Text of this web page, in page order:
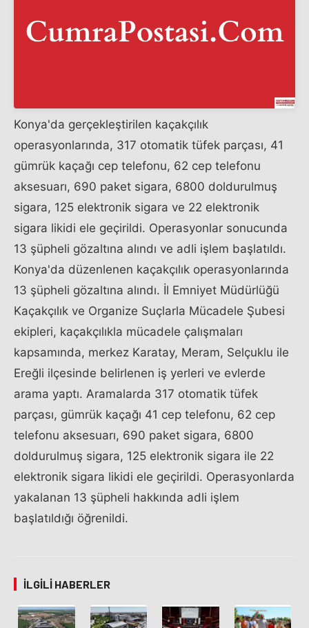
Konya'da gerçekleştirilen kaçakçılık
operasyonlarında, 317 otomatik tüfek parçası, 41
gümrük kaçağı cep telefonu, 62 cep telefonu
aksesuarı, 690 paket sigara, 6800 doldurulmuş
sigara, 125 elektronik sigara ve 22 elektronik
sigara likidi ele geçirildi. Operasyonlar sonucunda
13 şüpheli gözaltına alındı ve adli işlem başlatıldı.
Konya'da düzenlenen kaçakçılık operasyonlarında
13 şüpheli gözaltına alındı. İl Emniyet Müdürlüğü
Kaçakçılık ve Organize Suçlarla Mücadele Şubesi
ekipleri, kaçakçılıkla mücadele çalışmaları
kapsamında, merkez Karatay, Meram, Selçuklu ile
Ereğli ilçesinde belirlenen iş yerleri ve evlerde
arama yaptı. Aramalarda 317 otomatik tüfek
parçası, gümrük kaçağı 41 cep telefonu, 62 cep
telefonu aksesuarı, 690 paket sigara, 6800
doldurulmuş sigara, 125 elektronik sigara ile 22
elektronik sigara likidi ele geçirildi. Operasyonlarda
yakalanan 13 şüpheli hakkında adli işlem
başlatıldığı öğrenildi.
İLGILI HABERLER